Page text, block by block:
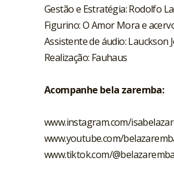
Gestão e Estratégia: Rodolfo
Figurino: O Amor Mora e
Assistente de áudio: Lauckson
Realização: Fauhaus
Acompanhe bela zaremba:
www.instagram.com/
www.youtube.com/
www.tiktok.com/@belazaremba